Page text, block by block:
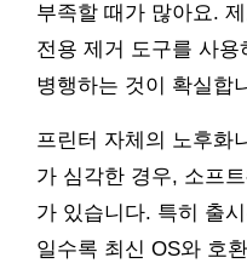
부족할 때가 많아요.
전용 제거 도구를 사
병행하는 것이 확실합
프린터 자체의 노후화
가 심각한 경우, 소프
가 있습니다. 특히 출
일수록 최신 OS와 호